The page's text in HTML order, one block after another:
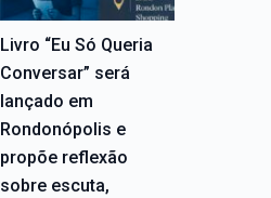
Livro “Eu Só Queria
Conversar” será
lançado em
Rondonópolis e
propõe reflexão
sobre escuta,